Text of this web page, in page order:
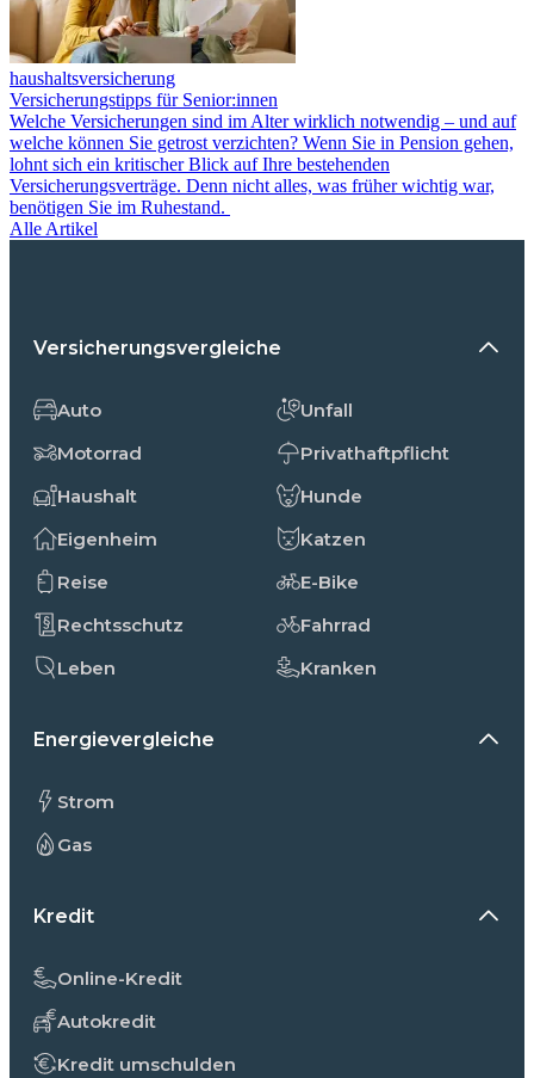
haushaltsversicherung
Versicherungstipps für Senior:innen
Welche Versicherungen sind im Alter wirklich notwendig – und auf
welche können Sie getrost verzichten? Wenn Sie in Pension gehen,
lohnt sich ein kritischer Blick auf Ihre bestehenden
Versicherungsverträge. Denn nicht alles, was früher wichtig war,
benötigen Sie im Ruhestand.
Alle Artikel
Versicherungsvergleiche
Auto
Motorrad
Haushalt
Eigenheim
Reise
Rechtsschutz
Leben
Unfall
Privathaftpflicht
Hunde
Katzen
E-Bike
Fahrrad
Kranken
Energievergleiche
Strom
Gas
Kredit
Online-Kredit
Autokredit
Kredit umschulden